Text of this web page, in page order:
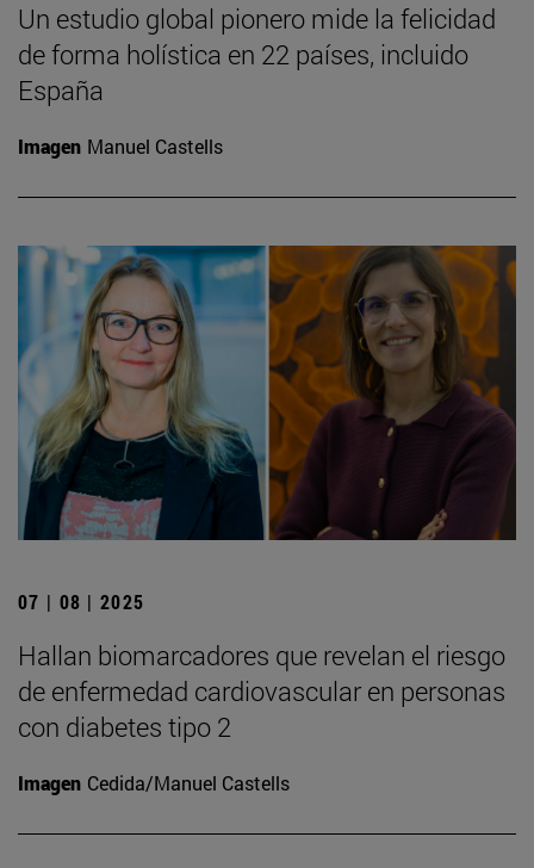
Un estudio global pionero mide la felicidad
de forma holística en 22 países, incluido
España
Imagen Manuel Castells
07 | 08 | 2025
Hallan biomarcadores que revelan el riesgo
de enfermedad cardiovascular en personas
con diabetes tipo 2
Imagen Cedida/Manuel Castells